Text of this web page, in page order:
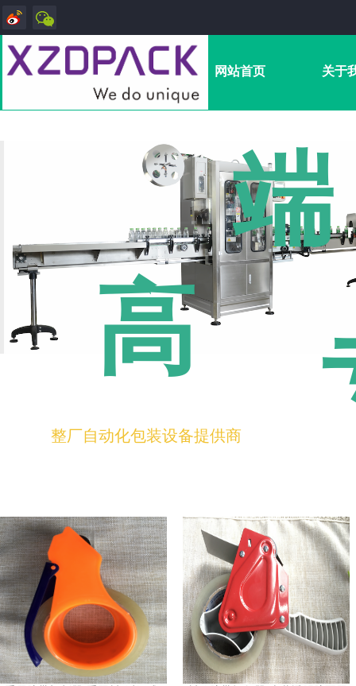
网站首页 关于
端
高
整厂自动化包装设备提供商